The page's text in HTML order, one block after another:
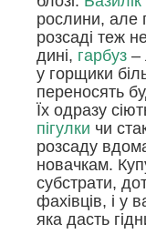
рослини, але
розсаді теж
дині, гарбуз –
у горщики
переносять
Їх одразу
пігулки чи
розсаду
новачкам.
субстрати,
фахівців, і у
яка дасть